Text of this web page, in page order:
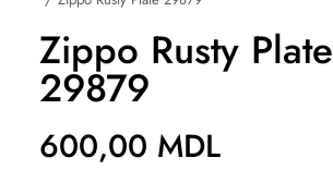
Zippo Rusty Plate
29879
600,00 MDL